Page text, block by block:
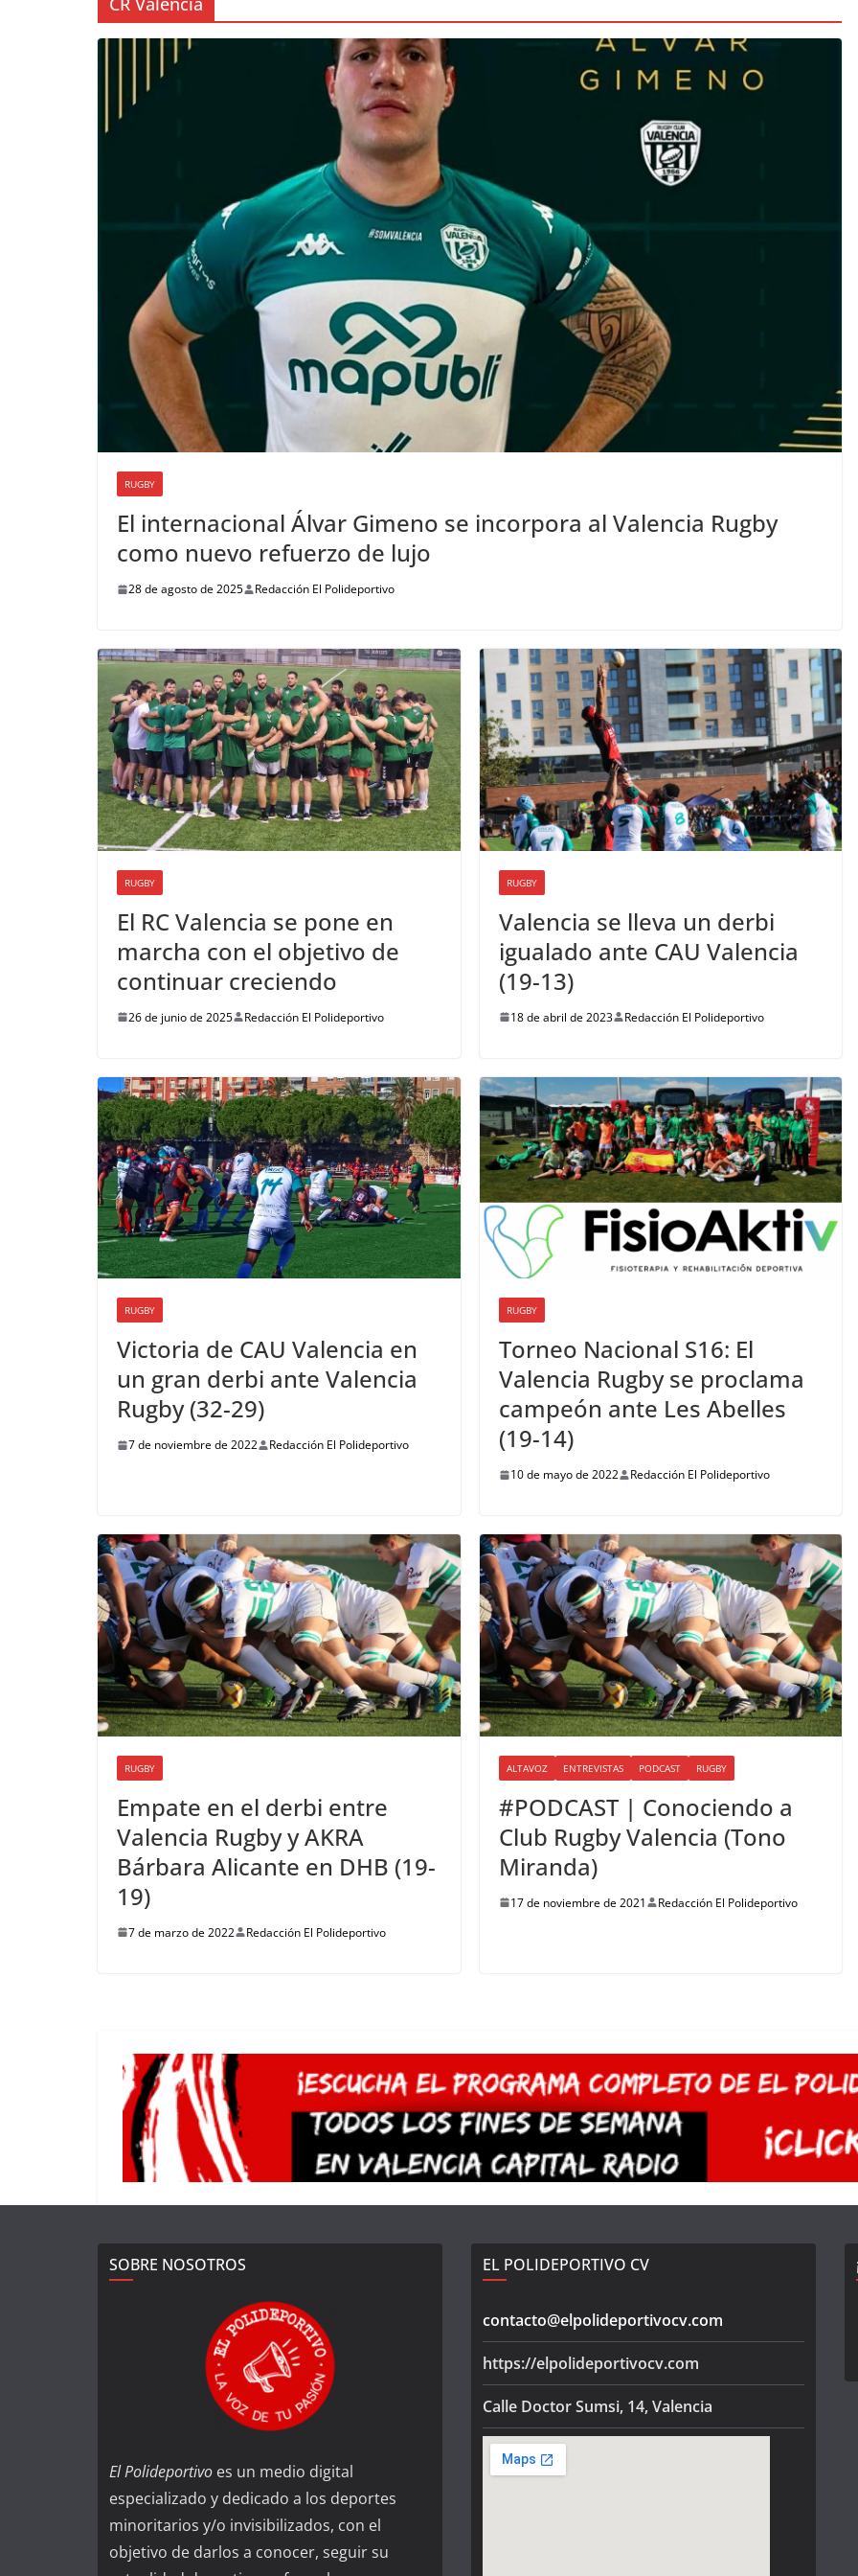
RUGBY
El internacional Álvar Gimeno se incorpora al Valencia Rugby
como nuevo refuerzo de lujo
28 de agosto de 2025 Redacción El Polideportivo
RUGBY
El RC Valencia se pone en
marcha con el objetivo de
continuar creciendo
26 de junio de 2025 Redacción El Polideportivo
RUGBY
Valencia se lleva un derbi
igualado ante CAU Valencia
(19-13)
18 de abril de 2023 Redacción El Polideportivo
RUGBY
Victoria de CAU Valencia en
un gran derbi ante Valencia
Rugby (32-29)
7 de noviembre de 2022 Redacción El Polideportivo
RUGBY
Torneo Nacional S16: El
Valencia Rugby se proclama
campeón ante Les Abelles
(19-14)
10 de mayo de 2022 Redacción El Polideportivo
RUGBY
Empate en el derbi entre
Valencia Rugby y AKRA
Bárbara Alicante en DHB (19-
19)
7 de marzo de 2022 Redacción El Polideportivo
ALTAVOZ ENTREVISTAS PODCAST RUGBY
#PODCAST | Conociendo a
Club Rugby Valencia (Tono
Miranda)
17 de noviembre de 2021 Redacción El Polideportivo
SOBRE NOSOTROS
El Polideportivo es un medio digital
especializado y dedicado a los deportes
minoritarios y/o invisibilizados, con el
objetivo de darlos a conocer, seguir su
EL POLIDEPORTIVO CV
contacto@elpolideportivocv.com
https://elpolideportivocv.com
Calle Doctor Sumsi, 14, Valencia